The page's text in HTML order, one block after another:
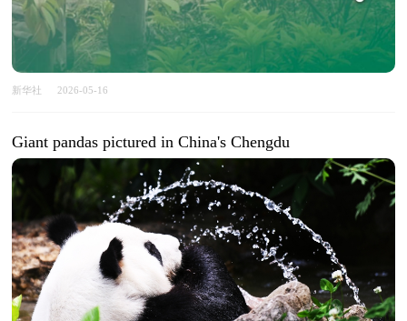
新华社 2026-05-16
Giant pandas pictured in China's Chengdu